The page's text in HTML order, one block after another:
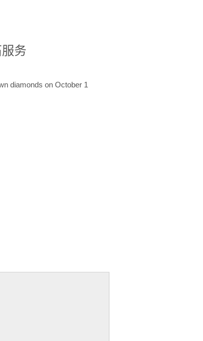
务
diamonds on October 1